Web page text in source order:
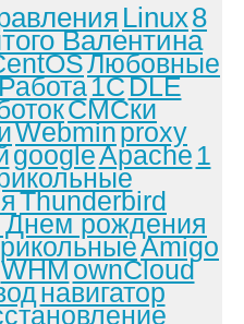
Linux8
Валентина
Любовные
1СDLE
СМСки
Webminproxy
googleApache 1
Thunderbird
Днем рождения
Amigo
WHMownCloud
навигатор